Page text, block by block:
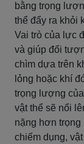
bằng trọng
thể đẩy ra khỏi
Vai trò của lực
và giúp đối
chìm dựa trên
lỏng hoặc khí
trọng lượng
vật thể sẽ nổi
nặng hơn
chiếm dụng,